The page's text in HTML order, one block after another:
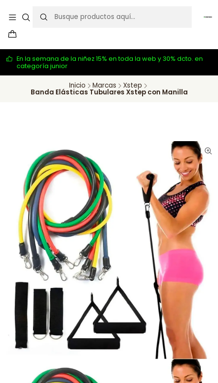
En la semana de la niñez 15% en toda la web y 30% dcto. en
categoría junior
Inicio Marcas Xstep
Banda Elásticas Tubulares Xstep con Manilla